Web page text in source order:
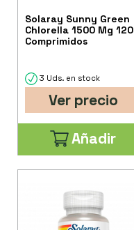
Solaray Sunny Green
Chlorella 1500 Mg 120
Comprimidos
3 Uds. en stock
Ver precio
Añadir